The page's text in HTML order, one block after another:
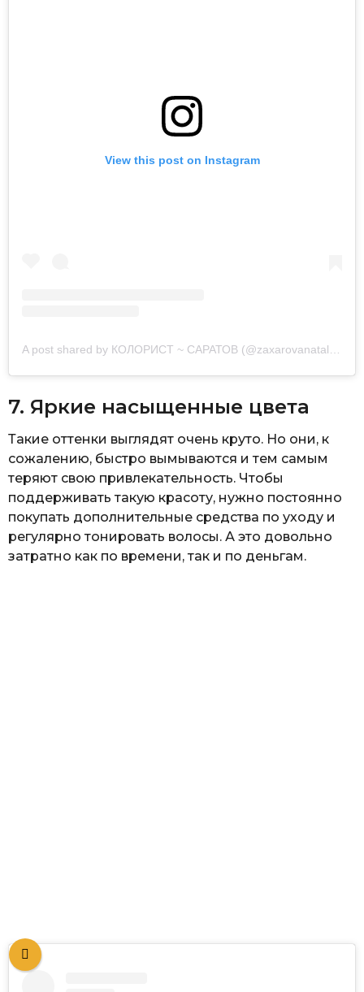
View this post on Instagram
A post shared by КОЛОРИСТ ~ САРАТОВ (@zaxarovanatalia1)
7. Яркие насыщенные цвета
Такие оттенки выглядят очень круто. Но они, к
сожалению, быстро вымываются и тем самым
теряют свою привлекательность. Чтобы
поддерживать такую красоту, нужно постоянно
покупать дополнительные средства по уходу и
регулярно тонировать волосы. А это довольно
затратно как по времени, так и по деньгам.